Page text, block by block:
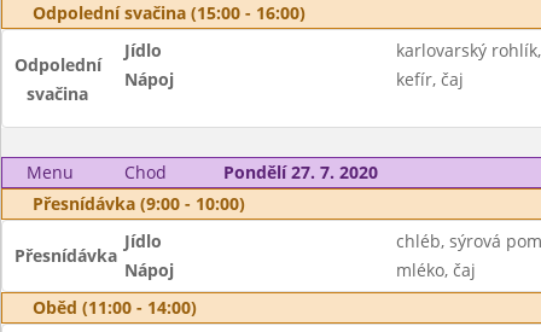
Odpolední svačina (15:00 - 16:00)
Odpolední
svačina
Jídlo
karlovarský
Nápoj
kefír, čaj
Menu Chod
Pondělí 27. 7. 2020
Přesnídávka (9:00 - 10:00)
Přesnídávka
Jídlo
chléb, sýrová
Nápoj
mléko, čaj
Oběd (11:00 - 14:00)